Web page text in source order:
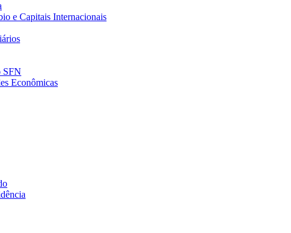
e Capitais Internacionais
SFN
Econômicas